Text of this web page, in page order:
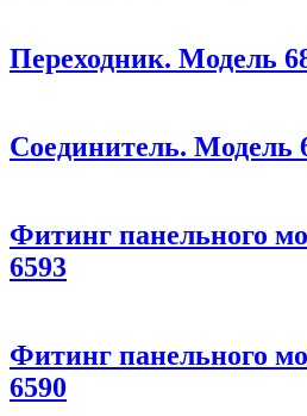
Переходник. Модель
Соединитель. Модель
Фитинг панельного
6593
Фитинг панельного
6590